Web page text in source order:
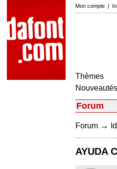
Mon compte |
Thèmes
Nouveautés
Forum
Forum →
AYUDA